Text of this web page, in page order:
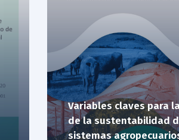
Variables claves para
de la sustentabilidad
sistemas